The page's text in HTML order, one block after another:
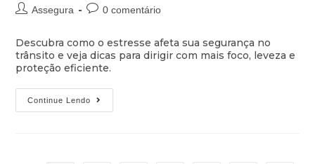
Assegura 0 comentário
Descubra como o estresse afeta sua segurança no
trânsito e veja dicas para dirigir com mais foco, leveza e
proteção eficiente.
Continue Lendo